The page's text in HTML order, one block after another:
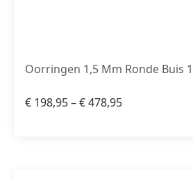
Oorringen 1,5 Mm Ronde Buis
€ 198,95–€478,95